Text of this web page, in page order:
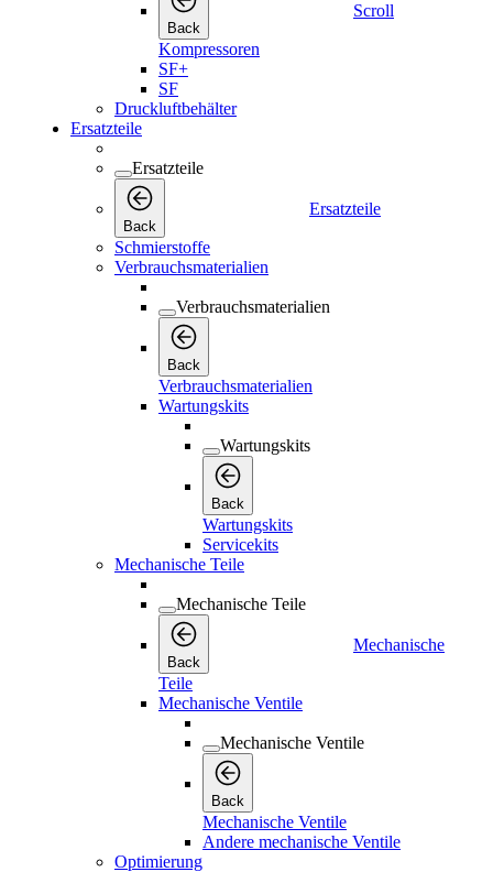
Back
Scroll
Kompressoren
SF+
SF
Druckluftbehälter
Ersatzteile
Ersatzteile
Back
Ersatzteile
Schmierstoffe
Verbrauchsmaterialien
Verbrauchsmaterialien
Back
Verbrauchsmaterialien
Wartungskits
Wartungskits
Back
Wartungskits
Servicekits
Mechanische Teile
Mechanische Teile
Back
Mechanische
Teile
Mechanische Ventile
Mechanische Ventile
Back
Mechanische Ventile
Andere mechanische Ventile
Optimierung